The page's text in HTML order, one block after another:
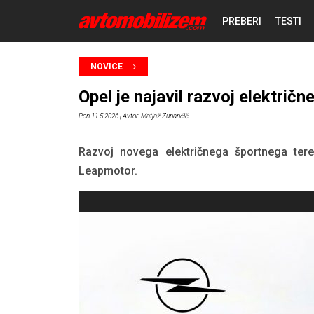
PREBERI
REPORTAŽE
PREDSTAVITVE
TESTI
NOVICE
Opel je najavil razvoj
Pon 11.5.2026| Avtor: Matjaž Zupančič
Razvoj novega električnega športnega
Leapmotor.